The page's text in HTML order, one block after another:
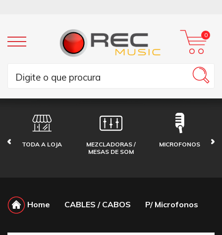
0
TODA A LOJA
MEZCLADORAS /
MESAS DE SOM
MICROFONOS
Home CABLES / CABOS P/ Microfonos